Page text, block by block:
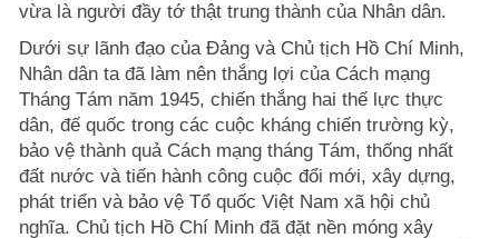
vừa là người đầy tớ thật trung thành của Nhân dân.
Dưới sự lãnh đạo của Đảng và Chủ tịch Hồ Chí Minh,
Nhân dân ta đã làm nên thắng lợi của Cách mạng
Tháng Tám năm 1945, chiến thắng hai thế lực thực
dân, đế quốc trong các cuộc kháng chiến trường kỳ,
bảo vệ thành quả Cách mạng tháng Tám, thống nhất
đất nước và tiến hành công cuộc đổi mới, xây dựng,
phát triển và bảo vệ Tổ quốc Việt Nam xã hội chủ
nghĩa. Chủ tịch Hồ Chí Minh đã đặt nền móng xây